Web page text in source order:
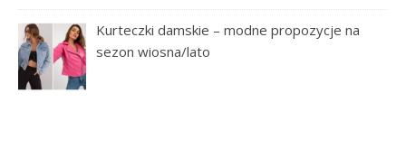
Kurteczki damskie – modne propozycje na
sezon wiosna/lato